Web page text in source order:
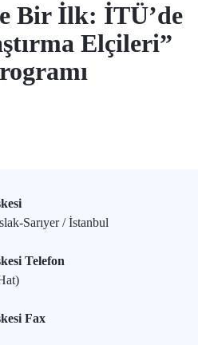
Bir İlk: İTÜ’de
Elçileri”
Sarıyer / İstanbul
Telefon
Fax